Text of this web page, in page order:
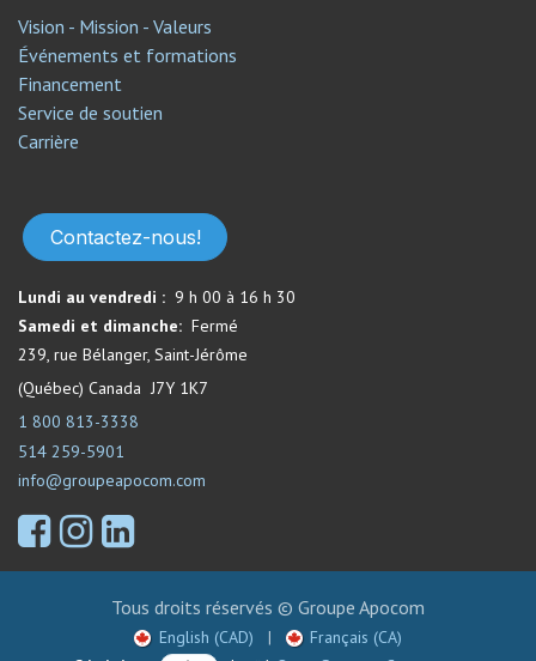
Vision - Mission - Valeurs
Événements et formations
Financement
Service de soutien​
Carrière
Contactez-nous!
Lundi au vendredi : 9 h 00 à 16 h 30
Samedi et dimanche: Fermé​
239, rue Bélanger, Saint-Jérôme
(Québec) Canada J7Y 1K7
1 800 813-3338
514 259-5901
info@groupeapocom.com
Tous droits réservés © Groupe Apocom
English (CAD) |
Français (CA)